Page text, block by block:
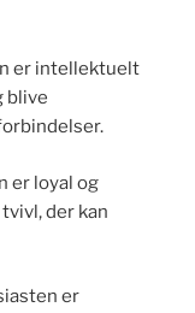
er intellektuelt
blive
er loyal og
der kan
er